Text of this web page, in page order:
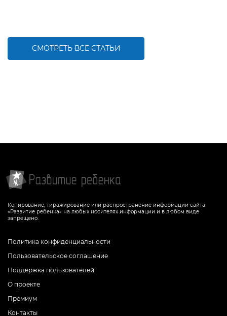
СМОТРЕТЬ ВСЕ СТАТЬИ
Копирование, тиражирование или распространение информации сайта
«Развитие ребенка» на любых носителях информации и в любом виде
запрещено.
Политика конфиденциальности
Пользовательское соглашение
Поддержка пользователей
О проекте
Премиум
Контакты